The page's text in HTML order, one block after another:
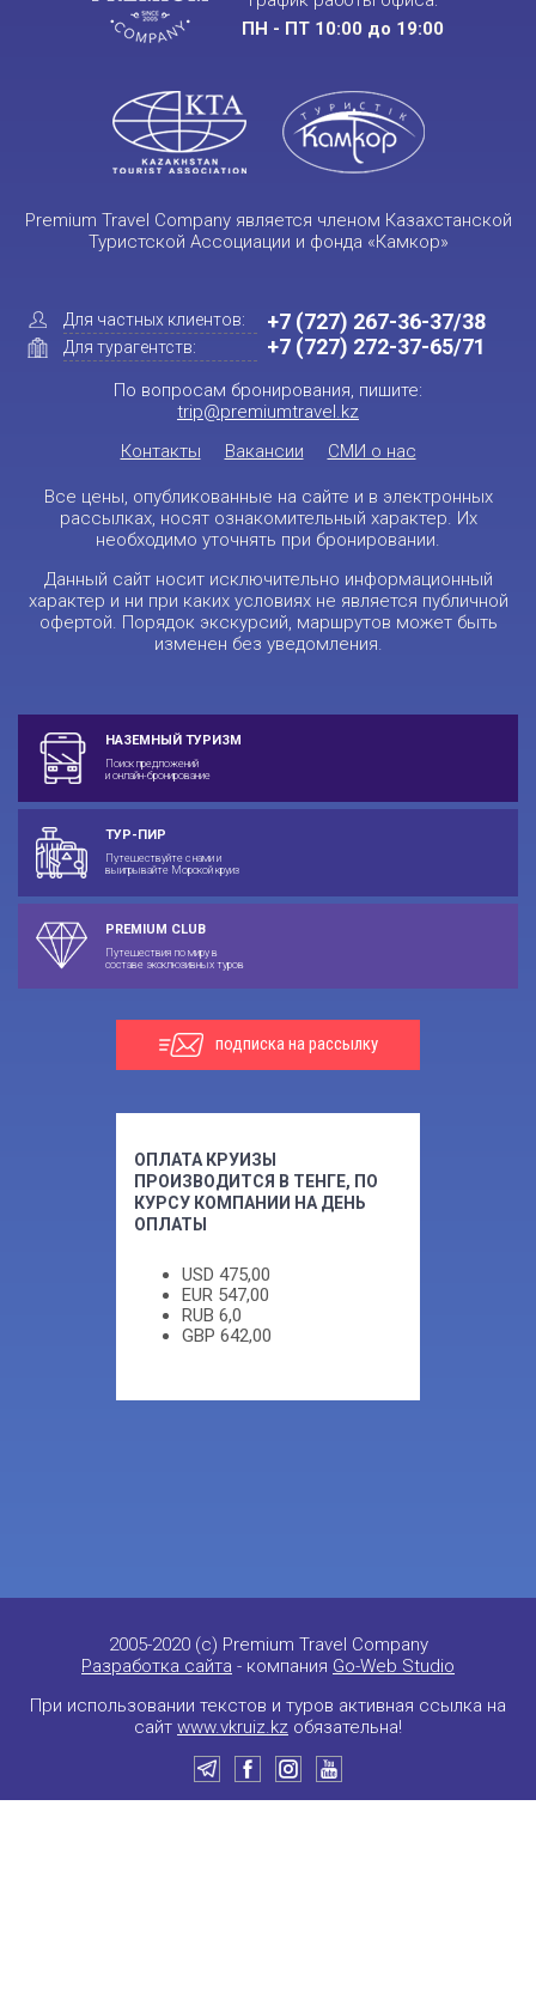
ПН - ПТ 10:00 до 19:00
Premium Travel Company является членом Казахстанской
Туристской Ассоциации и фонда «Камкор»
Для частных клиентов:
Для турагентств:
+7 (727) 267-36-37/38
+7 (727) 272-37-65/71
По вопросам бронирования, пишите:
trip@premiumtravel.kz
Контакты
Вакансии СМИ о нас
Все цены, опубликованные на сайте и в электронных
рассылках, носят ознакомительный характер. Их
необходимо уточнять при бронировании.
Данный сайт носит исключительно информационный
характер и ни при каких условиях не является публичной
офертой. Порядок экскурсий, маршрутов может быть
изменен без уведомления.
НАЗЕМНЫЙ ТУРИЗМ
Поиск предложений
и онлайн-бронирование
ТУР-ПИР
Путешествуйте с нами и
выигрывайте Морской круиз
PREMIUM CLUB
Путешествия по миру в
составе эксклюзивных туров
подписка на рассылку
ОПЛАТА КРУИЗЫ
ПРОИЗВОДИТСЯ В ТЕНГЕ, ПО
КУРСУ КОМПАНИИ НА ДЕНЬ
ОПЛАТЫ
USD 475,00
EUR 547,00
RUB 6,0
GBP 642,00
2005-2020 (c) Premium Travel Company
Разработка сайта - компания Go-Web Studio
При использовании текстов и туров активная ссылка на
сайт www.vkruiz.kz обязательна!